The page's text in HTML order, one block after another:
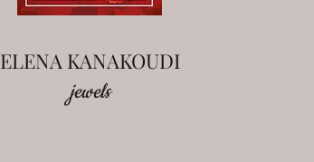
ELENA KANAKOUDI
jewels